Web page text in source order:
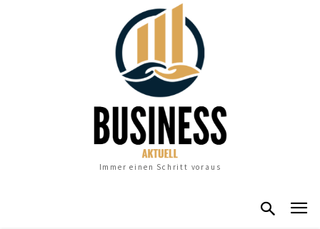
Immer einen Schritt voraus